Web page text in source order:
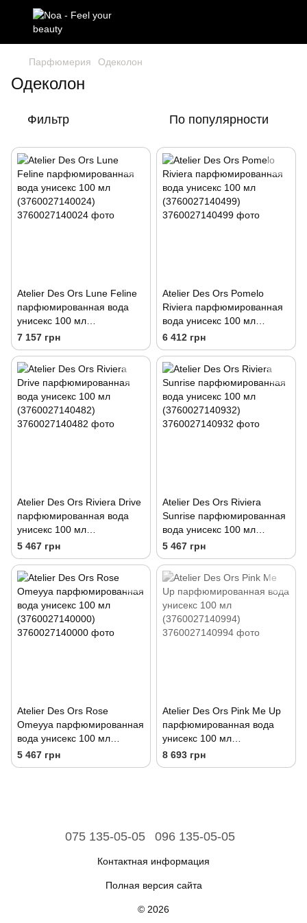
Парфюмерия Одеколон
Одеколон
Фильтр По популярности
Atelier Des Ors Lune Feline
парфюмированная вода
унисекс 100 мл
(3760027140024)
7 157 грн
Atelier Des Ors Pomelo
Riviera парфюмированная
вода унисекс 100 мл
(3760027140499)
6 412 грн
Atelier Des Ors Riviera Drive
парфюмированная вода
унисекс 100 мл
(3760027140482)
5 467 грн
Atelier Des Ors Riviera
Sunrise парфюмированная
вода унисекс 100 мл
(3760027140932)
5 467 грн
Atelier Des Ors Rose
Omeyya парфюмированная
вода унисекс 100 мл
(3760027140000)
5 467 грн
Atelier Des Ors Pink Me Up
парфюмированная вода
унисекс 100 мл
(3760027140994)
8 693 грн
075 135-05-05 096 135-05-05
Контактная информация
Полная версия сайта
© 2026